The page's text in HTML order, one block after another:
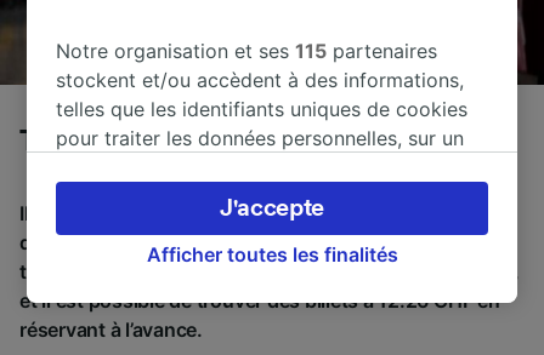
Trains de Tirano à Como
Il faut en moyenne 3 h 15 min pour parcourir en train la
distance de 96 km entre Tirano et Como. Environ 15
trains partent de Tirano et arrivent à Como chaque jour,
et il est possible de trouver des billets à 12.26 CHF en
réservant à l’avance.
Notre organisation et ses115 partenaires
stockent et/ou accèdent à des informations,
telles que les identifiants uniques de cookies
pour traiter les données personnelles, sur un
préférences, notamment en exerçant votre
droit d’opposition à l’intérêt légitime, en
cliquant ci-dessous ou à tout moment sur la
préférences seront signalées à nos partenaires
et n’affecteront pas les données de navigation.
Afficher toutes les finalités
J'accepte